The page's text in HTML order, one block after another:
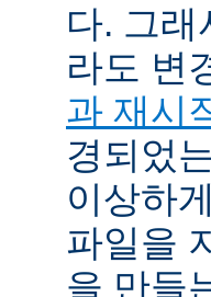
다. 그
라도 변
과 재시
경되었
이상하
파일을
을 만들